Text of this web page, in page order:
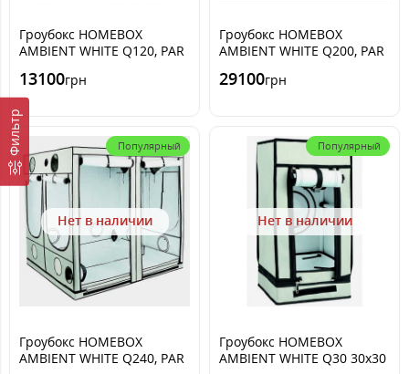
Фильтр
Гроубокс HOMEBOX
AMBIENT WHITE Q120, PAR
13100грн
Гроубокс HOMEBOX
AMBIENT WHITE Q200, PAR
29100грн
Популярный
Нет в наличии
Гроубокс HOMEBOX
AMBIENT WHITE Q240, PAR
Популярный
Нет в наличии
Гроубокс HOMEBOX
AMBIENT WHITE Q30 30x30